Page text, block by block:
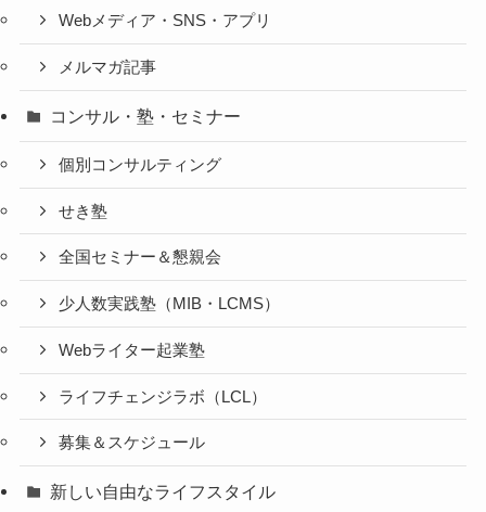
Webメディア・SNS・アプリ
メルマガ記事
コンサル・塾・セミナー
個別コンサルティング
せき塾
全国セミナー＆懇親会
少人数実践塾（MIB・LCMS）
Webライター起業塾
ライフチェンジラボ（LCL）
募集＆スケジュール
新しい自由なライフスタイル